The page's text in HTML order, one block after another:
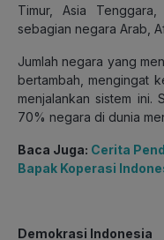
Timur, Asia
sebagian negara Arab,
Jumlah negara yang
bertambah, mengingat
menjalankan sistem ini.
70% negara di dunia
Baca Juga: Cerita
Bapak Koperasi
Demokrasi Indonesia